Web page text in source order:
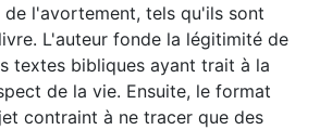
l'avortement, tels qu'ils sont
L'auteur fonde la légitimité de
textes bibliques ayant trait à la
de la vie. Ensuite, le format
contraint à ne tracer que des